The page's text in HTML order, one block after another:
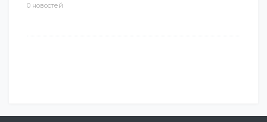
0 новостей